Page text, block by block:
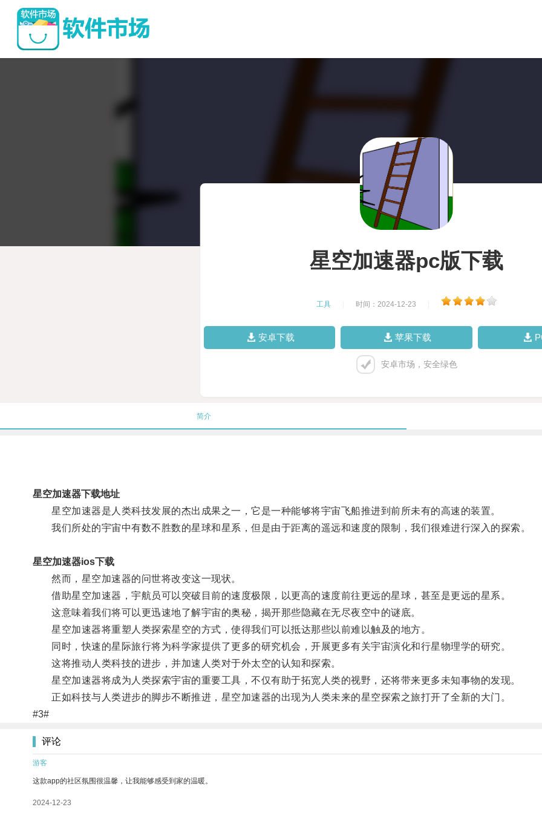
星空加速器pc版下载
工具 时间：2024-12-23
安卓下载 苹果下载
安卓市场，安全绿色
简介
星空加速器下载地址
星空加速器是人类科技发展的杰出成果之一，它是一种能够将宇宙飞船推进到前所未有的高速的装置。
我们所处的宇宙中有数不胜数的星球和星系，但是由于距离的遥远和速度的限制，我们很难进行深入的探索。
星空加速器ios下载
然而，星空加速器的问世将改变这一现状。
借助星空加速器，宇航员可以突破目前的速度极限，以更高的速度前往更远的星球，甚至是更远的星系。
这意味着我们将可以更迅速地了解宇宙的奥秘，揭开那些隐藏在无尽夜空中的谜底。
星空加速器将重塑人类探索星空的方式，使得我们可以抵达那些以前难以触及的地方。
同时，快速的星际旅行将为科学家提供了更多的研究机会，开展更多有关宇宙演化和行星物理学的研究。
这将推动人类科技的进步，并加速人类对于外太空的认知和探索。
星空加速器将成为人类探索宇宙的重要工具，不仅有助于拓宽人类的视野，还将带来更多未知事物的发现。
正如科技与人类进步的脚步不断推进，星空加速器的出现为人类未来的星空探索之旅打开了全新的大门。
#3#
评论
游客
这款app的社区氛围很温馨，让我能够感受到家的温暖。
2024-12-23